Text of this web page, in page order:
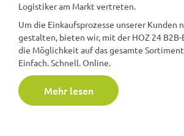
Logistiker am Markt vertreten.
Um die Einkaufsprozesse unserer Kunden
gestalten, bieten wir, mit der HOZ 24
die Möglichkeit auf das gesamte
Einfach. Schnell. Online.
Mehr lesen